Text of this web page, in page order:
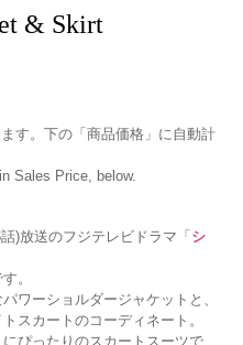
& Skirt
す。下の「商品価格」に自動計
Sales Price, below.
)放送のフジテレビドラマ「 シ
。
ワーショルダージャケットと、
スカートのコーディネート。
ぴったりのスカートスーツで